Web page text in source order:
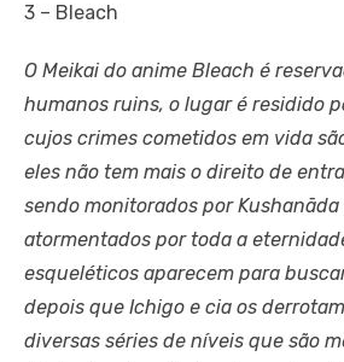
3 – Bleach
O Meikai do anime Bleach é
humanos ruins, o lugar é residido
cujos crimes cometidos em vida
eles não tem mais o direito de
sendo monitorados por Kushanāda
atormentados por toda a
esqueléticos aparecem para
depois que Ichigo e cia os
diversas séries de níveis que são